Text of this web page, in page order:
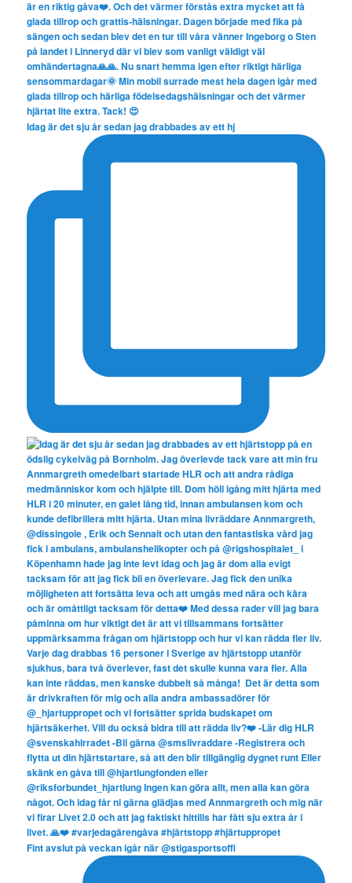
Idag är det sju år sedan jag drabbades av ett hj
Fint avslut på veckan igår när @stigasportsoffi